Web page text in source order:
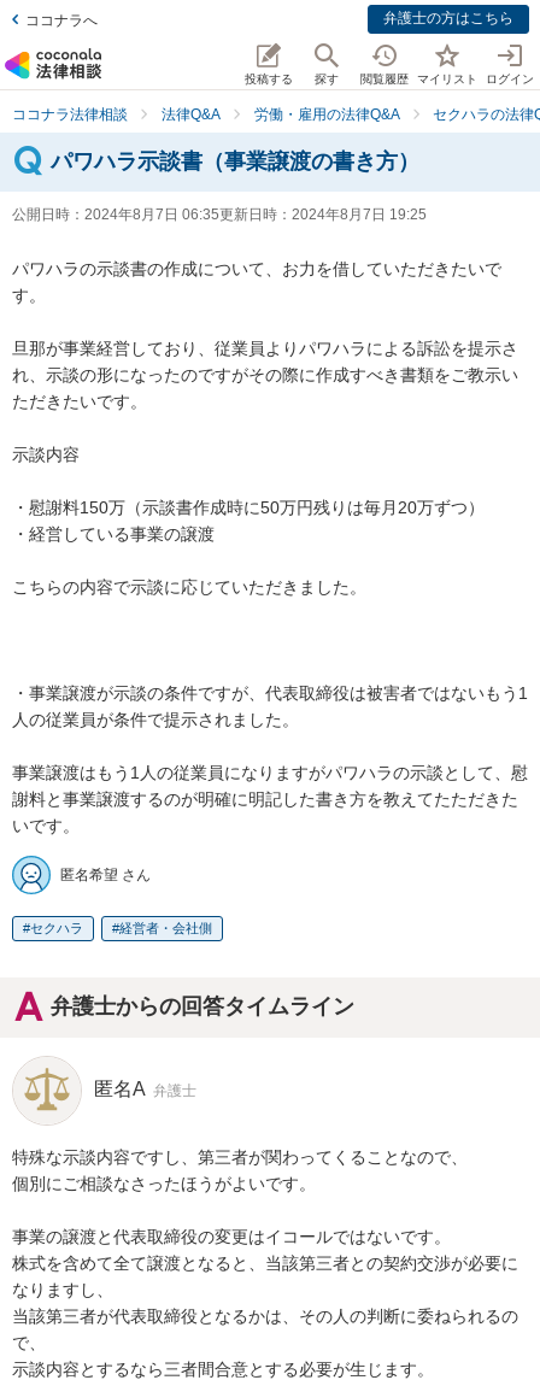
ココナラへ 弁護士の方はこちら
投稿する 探す 閲覧履歴 マイリスト ログイン
ココナラ法律相談 法律Q&A 労働・雇用の法律Q&A セクハラの法律
パワハラ示談書（事業譲渡の書き方）
公開日時： 2024年8月7日 06:35更新日時： 2024年8月7日 19:25
パワハラの示談書の作成について、お力を借していただきたいで
す。
旦那が事業経営しており、従業員よりパワハラによる訴訟を提示さ
れ、示談の形になったのですがその際に作成すべき書類をご教示い
ただきたいです。
示談内容
・慰謝料150万（示談書作成時に50万円残りは毎月20万ずつ）
・経営している事業の譲渡
こちらの内容で示談に応じていただきました。
・事業譲渡が示談の条件ですが、代表取締役は被害者ではないもう1
人の従業員が条件で提示されました。
事業譲渡はもう1人の従業員になりますがパワハラの示談として、慰
謝料と事業譲渡するのが明確に明記した書き方を教えてたただきた
いです。
匿名希望 さん
セクハラ 経営者・会社側
弁護士からの回答タイムライン
匿名A 弁護士
特殊な示談内容ですし、第三者が関わってくることなので、
個別にご相談なさったほうがよいです。
事業の譲渡と代表取締役の変更はイコールではないです。
株式を含めて全て譲渡となると、当該第三者との契約交渉が必要に
なりますし、
当該第三者が代表取締役となるかは、その人の判断に委ねられるの
で、
示談内容とするなら三者間合意とする必要が生じます。